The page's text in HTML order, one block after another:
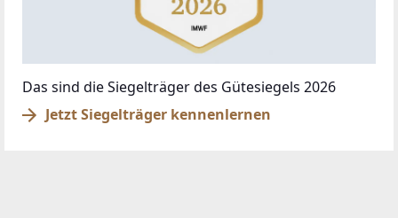
Das sind die Siegelträger des Gütesiegels 2026
Jetzt Siegelträger kennenlernen